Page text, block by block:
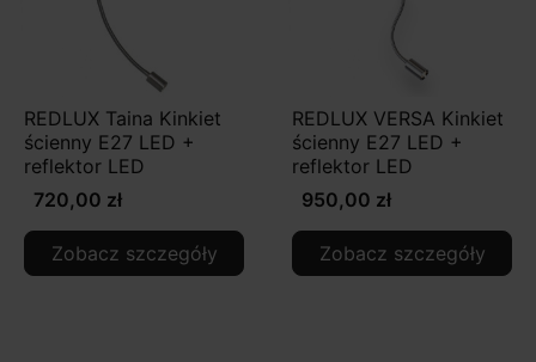
REDLUX Taina Kinkiet
ścienny E27 LED +
reflektor LED
720,00 zł
Zobacz szczegóły
REDLUX VERSA Kinkiet
ścienny E27 LED +
reflektor LED
950,00 zł
Zobacz szczegóły